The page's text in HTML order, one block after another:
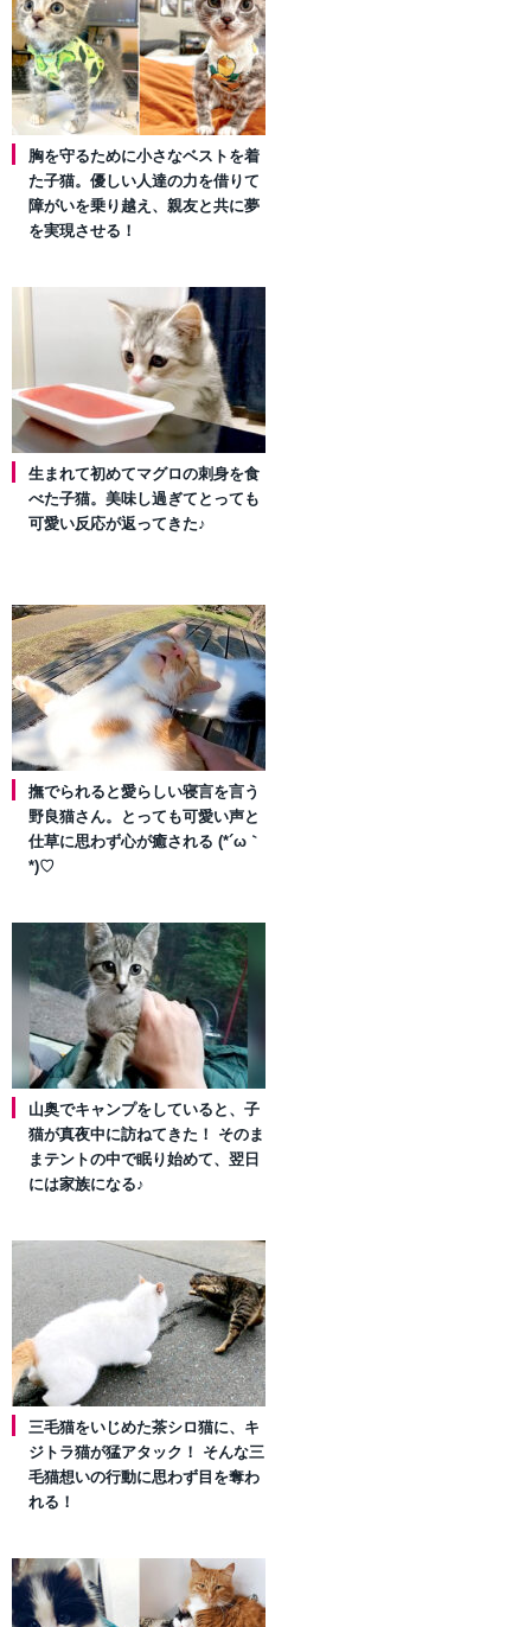
胸を守るために小さなベストを着
た子猫。優しい人達の力を借りて
障がいを乗り越え、親友と共に夢
を実現させる！
生まれて初めてマグロの刺身を食
べた子猫。美味し過ぎてとっても
可愛い反応が返ってきた♪
撫でられると愛らしい寝言を言う
野良猫さん。とっても可愛い声と
仕草に思わず心が癒される (*´ω｀
*)♡
山奥でキャンプをしていると、子
猫が真夜中に訪ねてきた！ そのま
まテントの中で眠り始めて、翌日
には家族になる♪
三毛猫をいじめた茶シロ猫に、キ
ジトラ猫が猛アタック！ そんな三
毛猫想いの行動に思わず目を奪わ
れる！